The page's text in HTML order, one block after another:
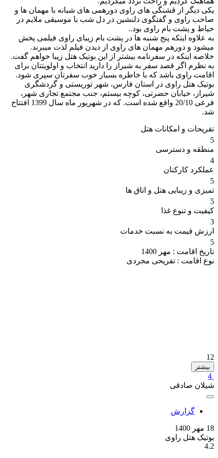
یکی دیگر از قشنگی های راوی دورهمی های شبانه با مهمان ها و
صاحب راوی و گفتگوی دلنشین در دل شب با موسیقی ملایم در
حیاط و پشت بام راوی بود..
به علاوه اینکه پنج شنبه ها در پشت بام زیبای راوی فیلمی پخش
میشود و دورهم مهمان های راوی از دیدن فیلم لذت میبرند.
خلاصه اینکه در سفرنامه بیشتر از این بوتیک هتل زیبا خواهم گفت.
به نظرم اگر قصد سفر به شیراز را دارید انتخاب و اولویتتان برای
اقامت راوی باشد که با خاطره بسیار خوب سفرتان سپری شود.
بوتیک هتل راوی در استان فارس، شهر توریستی و گردشگری
شیراز، خیابان حضرتی، کوچه بیستم، جنب مجتمع تجاری شهر،
فرعی 20/10 واقع شده است. که در شهریور ماه سال 1399 افتتاح
شد.
تفریحات و امکانات هتل
5
منطقه و دسترسی
4
عملکرد کارکنان
5
تمیزی و زیبایی هتل و اتاق ها
5
کیفیت و تنوع غذا
3
ارزش قیمت به نسبت خدمات
5
تاریخ اقامت : مهر 1400
نوع اقامت : تفریحی مجردی
12
بیشتر
4
شیلان صادقی
گزارش
18 مهر 1400
بوتیک هتل راوی
4.2